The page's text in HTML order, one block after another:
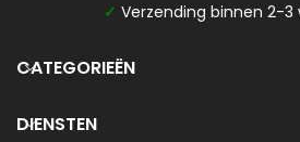
✓ Verzending binnen 2-3
CATEGORIEËN
DIENSTEN